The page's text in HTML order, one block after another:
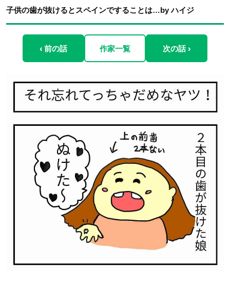
子供の歯が抜けるとスペインですることは…by ハイジ
‹ 前の話 作家一覧 次の話 ›